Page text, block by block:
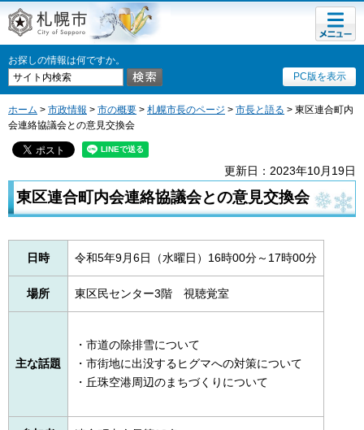
札幌市
お探しの情報は何ですか。
PC版を表示
メニュ
ー
ホーム > 市政情報 > 市の概要 > 札幌市長のページ > 市長と語る > 東区連合町内
会連絡協議会との意見交換会
更新日：2023年10月19日
東区連合町内会連絡協議会との意見交換会
日時 令和5年9月6日（水曜日）16時00分～17時00分
場所 東区民センター3階 視聴覚室
主な話題
・市道の除排雪について
・市街地に出没するヒグマへの対策について
・丘珠空港周辺のまちづくりについて